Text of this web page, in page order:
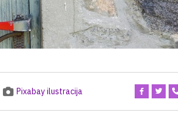
Pixabay ilustracija